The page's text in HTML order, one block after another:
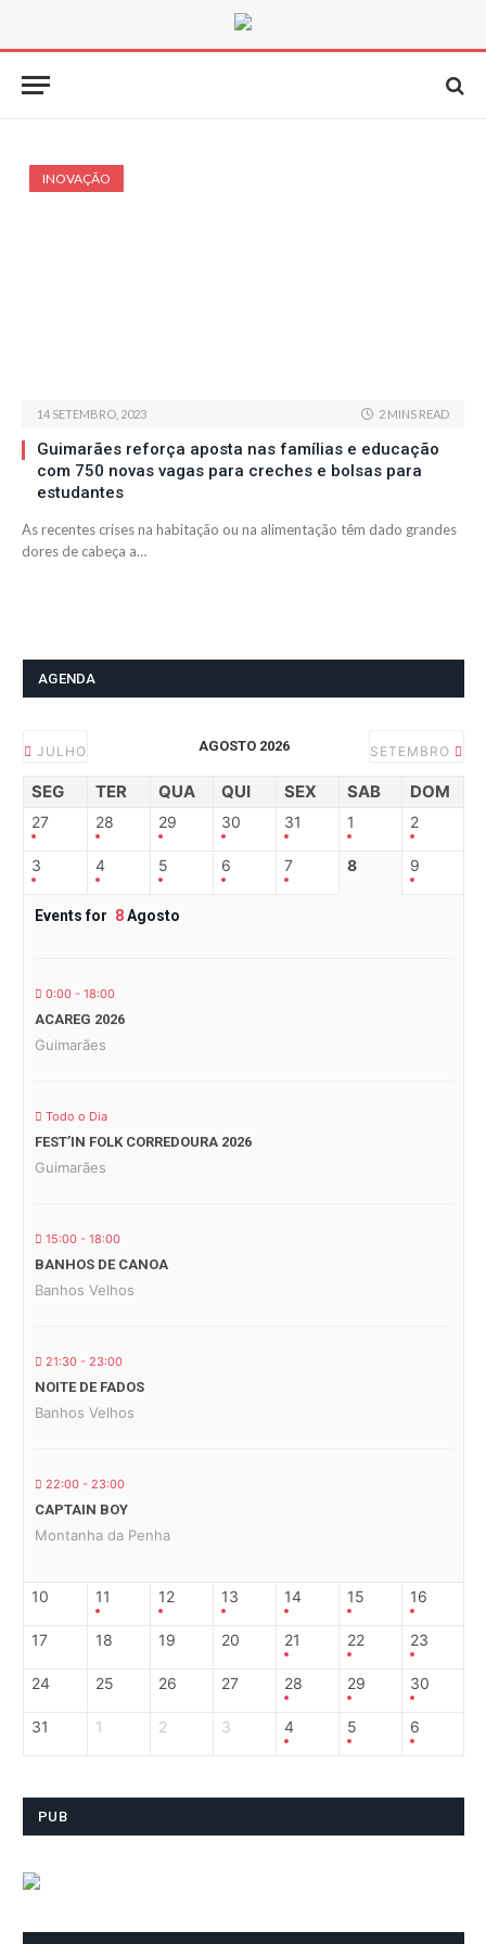
INOVAÇÃO
14 SETEMBRO, 2023 2 MINS READ
Guimarães reforça aposta nas famílias e educação
com 750 novas vagas para creches e bolsas para
estudantes
As recentes crises na habitação ou na alimentação têm dado grandes
dores de cabeça a…
AGENDA
JULHO AGOSTO 2026 SETEMBRO
SEG TER QUA QUI SEX SAB DOM
27 28 29 30 31 1 2
3 4 5 6 7 8 9
Events for 8Agosto
0:00 - 18:00
ACAREG 2026
Guimarães
Todo o Dia
FEST’IN FOLK CORREDOURA 2026
Guimarães
15:00 - 18:00
BANHOS DE CANOA
Banhos Velhos
21:30 - 23:00
NOITE DE FADOS
Banhos Velhos
22:00 - 23:00
CAPTAIN BOY
Montanha da Penha
10 11 12 13 14 15 16
17 18 19 20 21 22 23
24 25 26 27 28 29 30
31 1 2 3 4 5 6
PUB